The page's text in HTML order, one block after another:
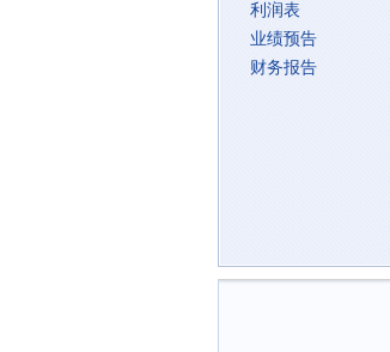
利润表
业绩预告
财务报告